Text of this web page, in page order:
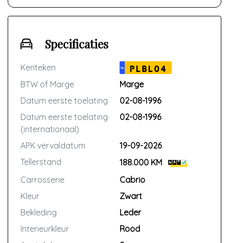
Specificaties
Kenteken NL
PLBL04
BTW of Marge
Marge
Datum eerste toelating
02-08-1996
Datum eerste toelating
(internationaal)
02-08-1996
APK vervaldatum
19-09-2026
Tellerstand
188.000 KM
Carrosserie
Cabrio
Kleur
Zwart
Bekleding
Leder
Interieurkleur
Rood